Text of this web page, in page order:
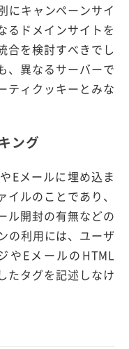
にキャンペーンサイ
るドメインサイトを
合を検討すべきでし
、異なるサーバーで
ティクッキーとみな
ング
Eメールに埋め込ま
ルのことであり、
ル開封の有無などの
の利用には、ユーザ
やEメールのHTML
たタグを記述しなけ